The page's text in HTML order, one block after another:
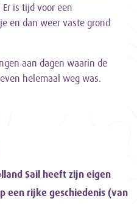
is tijd voor een
en dan weer vaste grond
aan dagen waarin de
helemaal weg was.
Sail heeft zijn eigen
een rijke geschiedenis (van